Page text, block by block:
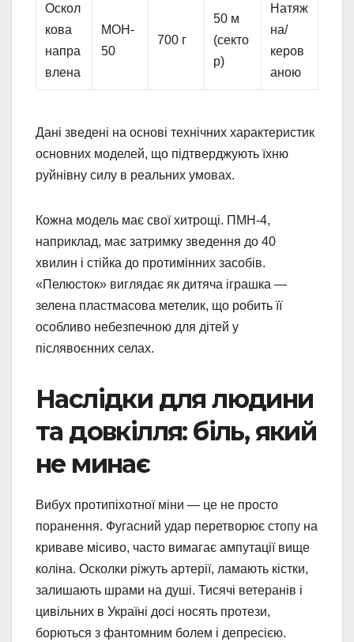
Оскол
кова
напра
влена
МОН-
50
700 г
50 м
(секто
р)
Натяж
на/
керов
аною
Дані зведені на основі технічних характеристик
основних моделей, що підтверджують їхню
руйнівну силу в реальних умовах.
Кожна модель має свої хитрощі. ПМН-4,
наприклад, має затримку зведення до 40
хвилин і стійка до протимінних засобів.
«Пелюсток» виглядає як дитяча іграшка —
зелена пластмасова метелик, що робить її
особливо небезпечною для дітей у
післявоєнних селах.
Наслідки для людини
та довкілля: біль, який
не минає
Вибух протипіхотної міни — це не просто
поранення. Фугасний удар перетворює стопу на
криваве місиво, часто вимагає ампутації вище
коліна. Осколки ріжуть артерії, ламають кістки,
залишають шрами на душі. Тисячі ветеранів і
цивільних в Україні досі носять протези,
борються з фантомним болем і депресією.